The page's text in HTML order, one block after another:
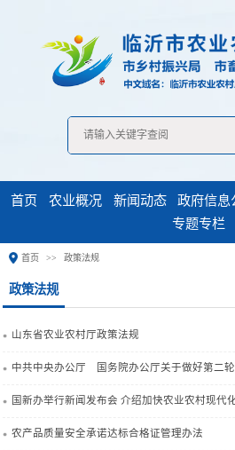
首页 农业概况 新闻动态 政府信息
专题专栏
首页 政策法规
山东省农业农村厅政策法规
中共中央办公厅 国务院办公厅关于做好第二
延长30年试点工作的意见
国新办举行新闻发布会 介绍加快农业农村现代
面振兴有关情况
农产品质量安全承诺达标合格证管理办法